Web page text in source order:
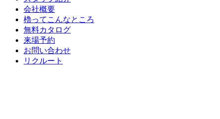
会社概要
櫓ってこんなところ
無料カタログ
来場予約
お問い合わせ
リクルート